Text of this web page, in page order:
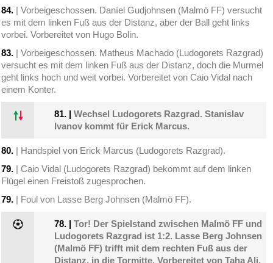
84. | Vorbeigeschossen. Daníel Gudjohnsen (Malmö FF) versucht
es mit dem linken Fuß aus der Distanz, aber der Ball geht links
vorbei. Vorbereitet von Hugo Bolin.
83. | Vorbeigeschossen. Matheus Machado (Ludogorets Razgrad)
versucht es mit dem linken Fuß aus der Distanz, doch die Murmel
geht links hoch und weit vorbei. Vorbereitet von Caio Vidal nach
einem Konter.
81. |Wechsel Ludogorets Razgrad. Stanislav
Ivanov kommt für Erick Marcus.
80. | Handspiel von Erick Marcus (Ludogorets Razgrad).
79. | Caio Vidal (Ludogorets Razgrad) bekommt auf dem linken
Flügel einen Freistoß zugesprochen.
79. | Foul von Lasse Berg Johnsen (Malmö FF).
78. |Tor! Der Spielstand zwischen Malmö FF und
Ludogorets Razgrad ist 1:2. Lasse Berg Johnsen
(Malmö FF) trifft mit dem rechten Fuß aus der
Distanz, in die Tormitte. Vorbereitet von Taha Ali.